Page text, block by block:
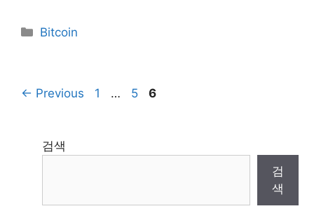
Categories
Bitcoin
← Previous Page
1 … Page
5 Page
6
검색
검
색